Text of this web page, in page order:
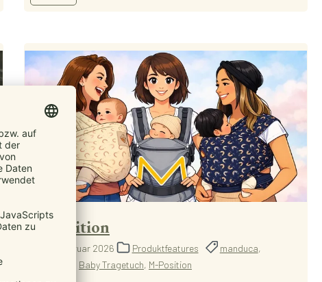
M-Position
13. Februar 2026 Produktfeatures manduca,
Baby Tragetuch, M-Position